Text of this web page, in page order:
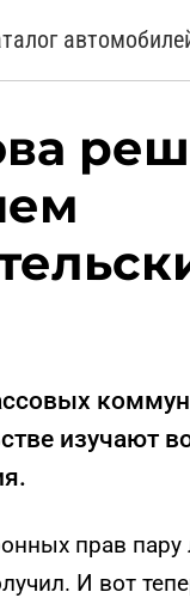
изучают
прав пару
И вот